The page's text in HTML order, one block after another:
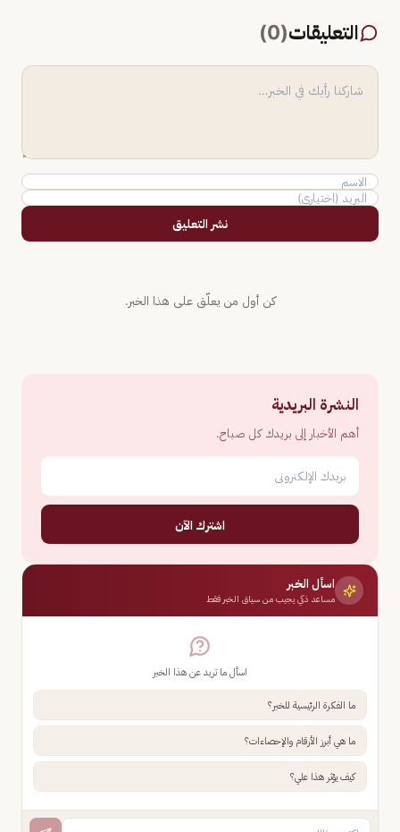
التعليقات(
0
)
نشر التعليق
كن أول من يعلّق على هذا الخبر.
النشرة البريدية
أهم الأخبار إلى بريدك كل صباح.
اشترك الآن
اسأل الخبر
مساعد ذكي يجيب من سياق الخبر فقط
اسأل ما تريد عن هذا الخبر
ما الفكرة الرئيسية للخبر؟
ما هي أبرز الأرقام والإحصاءات؟
كيف يؤثر هذا علي؟